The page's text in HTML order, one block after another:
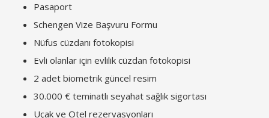
Pasaport
Schengen Vize Başvuru Formu
Nüfus cüzdanı fotokopisi
Evli olanlar için evlilik cüzdan fotokopisi
2 adet biometrik güncel resim
30.000 € teminatlı seyahat sağlık sigortası
Uçak ve Otel rezervasyonları